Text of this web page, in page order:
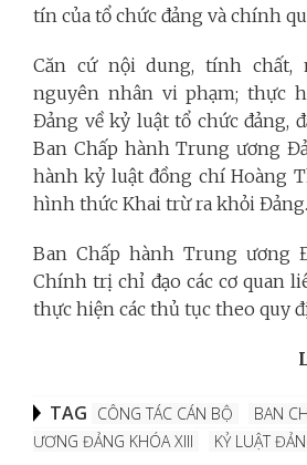
tín của tổ chức đảng và chính
Căn cứ nội dung, tính chất,
nguyên nhân vi phạm; thực
Đảng về kỷ luật tổ chức đảng,
Ban Chấp hành Trung ương
hành kỷ luật đồng chí Hoàng
hình thức Khai trừ ra khỏi Đảng.
Ban Chấp hành Trung ương
Chính trị chỉ đạo các cơ quan
thực hiện các thủ tục theo quy
TAG CÔNG TÁC CÁN BỘ
BAN
ƯƠNG ĐẢNG KHÓA XIII
KỶ LUẬT